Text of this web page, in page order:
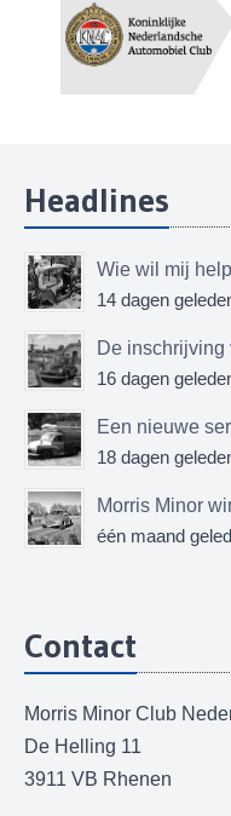
Headlines
Wie wil mij
14 dagen
De inschrijving
16 dagen
18 dagen
Morris Minor
één maand
Contact
Morris Minor Club
De Helling 11
3911 VB Rhenen